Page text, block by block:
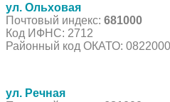
ул. Ольховая
Почтовый индекс: 681000
Код ИФНС: 2712
Районный код ОКАТО:
ул. Речная